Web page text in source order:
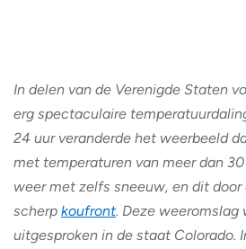
In delen van de Verenigde Staten
erg spectaculaire
24 uur veranderde het weerbeeld
met temperaturen van meer dan
weer met zelfs sneeuw, en dit door
scherp koufront. Deze weeromslag
uitgesproken in de staat Colorado.